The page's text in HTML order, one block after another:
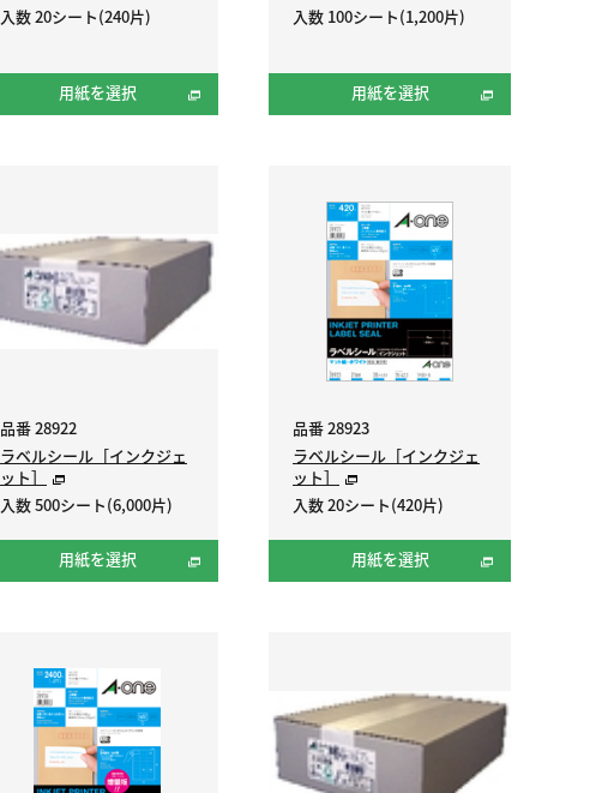
入数 20シート(240片)
用紙を選択
入数 100シート(1,200片)
用紙を選択
品番 28922
ラベルシール［インクジェ
ット］
入数 500シート(6,000片)
用紙を選択
品番 28923
ラベルシール［インクジェ
ット］
入数 20シート(420片)
用紙を選択